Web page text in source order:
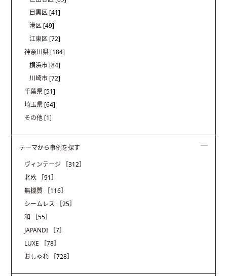
目黒区 [41]
港区 [49]
江東区 [72]
神奈川県 [184]
横浜市 [84]
川崎市 [72]
千葉県 [51]
埼玉県 [64]
その他 [1]
テーマから事例を探す
ヴィンテージ
［312］
北欧
［91］
無機質
［116］
シームレス
［25］
和
［55］
JAPANDI
［7］
LUXE
［78］
おしゃれ
［728］